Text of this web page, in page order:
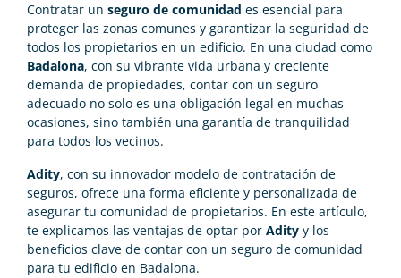
Contratar un seguro de comunidad es esencial para
proteger las zonas comunes y garantizar la seguridad de
todos los propietarios en un edificio. En una ciudad como
Badalona, con su vibrante vida urbana y creciente
demanda de propiedades, contar con un seguro
adecuado no solo es una obligación legal en muchas
ocasiones, sino también una garantía de tranquilidad
para todos los vecinos.
Adity, con su innovador modelo de contratación de
seguros, ofrece una forma eficiente y personalizada de
asegurar tu comunidad de propietarios. En este artículo,
te explicamos las ventajas de optar por Adity y los
beneficios clave de contar con un seguro de comunidad
para tu edificio en Badalona.